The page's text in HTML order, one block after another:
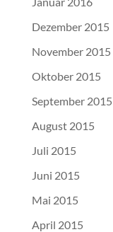
Dezember 2015
November 2015
Oktober 2015
September 2015
August 2015
Juli 2015
Juni 2015
Mai 2015
April 2015